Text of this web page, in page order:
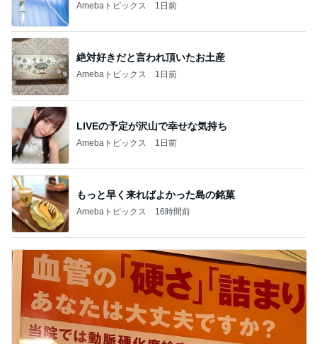
Amebaトピックス 1日前
絶対好きだと言われ頂いたお土産
Amebaトピックス 1日前
LIVEの予定が沢山で幸せな気持ち
Amebaトピックス 1日前
もっと早く来ればよかった島の銘菓
Amebaトピックス 16時間前